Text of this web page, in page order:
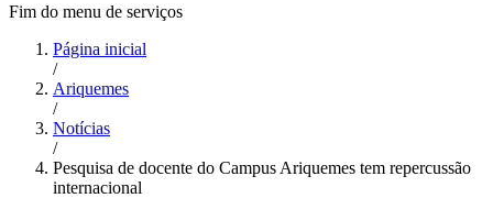
Fim do menu de serviços
Página inicial
/
Ariquemes
/
Notícias
/
Pesquisa de docente do Campus Ariquemes tem repercussão
internacional